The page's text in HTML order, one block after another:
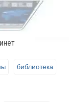
библиотека